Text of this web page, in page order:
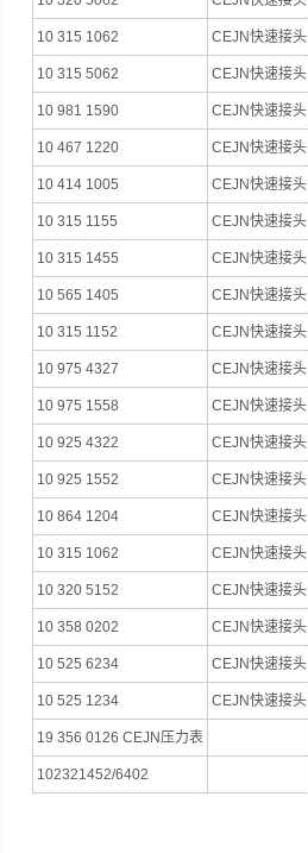
10 315 1062 CEJN快速接头
10 315 5062 CEJN快速接头
10 981 1590 CEJN快速接头
10 467 1220 CEJN快速接头
10 414 1005 CEJN快速接头
10 315 1155 CEJN快速接头
10 315 1455 CEJN快速接头
10 565 1405 CEJN快速接头
10 315 1152 CEJN快速接头
10 975 4327 CEJN快速接头
10 975 1558 CEJN快速接头
10 925 4322 CEJN快速接头
10 925 1552 CEJN快速接头
10 864 1204 CEJN快速接头
10 315 1062 CEJN快速接头
10 320 5152 CEJN快速接头
10 358 0202 CEJN快速接头
10 525 6234 CEJN快速接头
10 525 1234 CEJN快速接头
19 356 0126 CEJN压力表
102321452/6402